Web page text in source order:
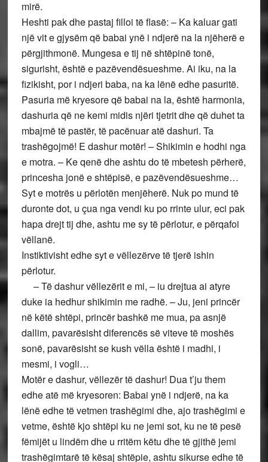
mirë.
Heshti pak dhe pastaj filloi të flasë: – Ka kaluar gati
një vit e gjysëm që babai ynë i ndjerë na la njëherë e
përgjithmonë. Mungesa e tij në shtëpinë tonë,
sigurisht, është e pazëvendësueshme. Ai iku, na la
fizikisht, por i ndjeri baba, na ka lënë edhe pasuritë.
Pasuria më kryesore që babai na la, është harmonia,
dashuria që ne kemi midis njëri tjetrit dhe që duhet ta
mbajmë të pastër, të pacënuar atë dashuri. Ta
trashëgojmë! E dashur motër! – Shikimin e hodhi nga
e motra. – Ke qenë dhe ashtu do të mbetesh përherë,
princesha jonë e shtëpisë, e pazëvendësueshme…
Syt e motrës u përlotën menjëherë. Nuk po mund të
duronte dot, u çua nga vendi ku po rrinte ulur, eci pak
hapa drejt tij dhe, ashtu me sy të përlotur, e përqafoi
vëllanë.
Instiktivisht edhe syt e vëllezërve të tjerë ishin
përlotur.
– Të dashur vëllezërit e mi, – iu drejtua ai atyre
duke ia hedhur shikimin me radhë. – Ju, jeni princër
në këtë shtëpi, princër bashkë me mua, pa asnjë
dallim, pavarësisht diferencës së viteve të moshës
sonë, pavarësisht se kush vëlla është i madhi, i
mesmi, i vogli…
Motër e dashur, vëllezër të dashur! Dua t’ju them
edhe atë më kryesoren: Babai ynë i ndjerë, na ka
lënë edhe të vetmen trashëgimi dhe, ajo trashëgimi e
vetme, është kjo shtëpi ku ne jemi sot, ku ne të pesë
fëmijët u lindëm dhe u rritëm këtu dhe të gjithë jemi
trashëgimtarë të kësaj shtëpie, ashtu sikurse edhe të